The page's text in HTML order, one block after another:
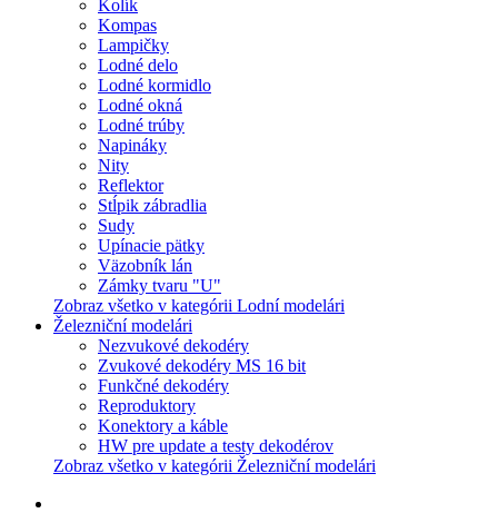
Kolík
Kompas
Lampičky
Lodné delo
Lodné kormidlo
Lodné okná
Lodné trúby
Napináky
Nity
Reflektor
Stĺpik zábradlia
Sudy
Upínacie pätky
Väzobník lán
Zámky tvaru "U"
Zobraz všetko v kategórii Lodní modelári
Železniční modelári
Nezvukové dekodéry
Zvukové dekodéry MS 16 bit
Funkčné dekodéry
Reproduktory
Konektory a káble
HW pre update a testy dekodérov
Zobraz všetko v kategórii Železniční modelári